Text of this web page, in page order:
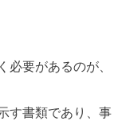
必要があるのが、
す書類であり、事